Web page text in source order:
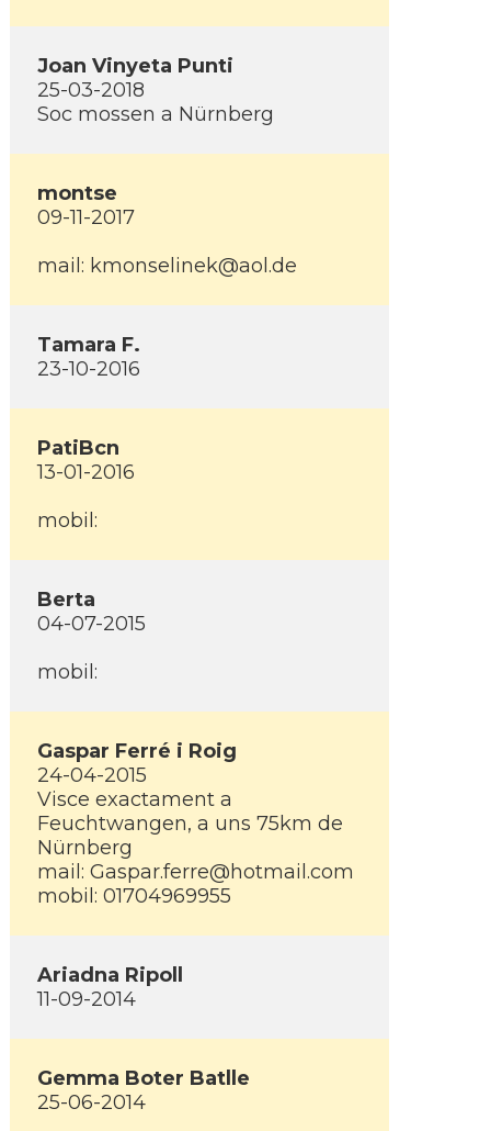
Joan Vinyeta Punti
25-03-2018
Soc mossen a Nürnberg
montse
09-11-2017
mail: kmonselinek@aol.de
Tamara F.
23-10-2016
PatiBcn
13-01-2016
mobil:
Berta
04-07-2015
mobil:
Gaspar Ferré i Roig
24-04-2015
Visce exactament a
Feuchtwangen, a uns 75km de
Nürnberg
mail: Gaspar.ferre@hotmail.com
mobil: 01704969955
Ariadna Ripoll
11-09-2014
Gemma Boter Batlle
25-06-2014